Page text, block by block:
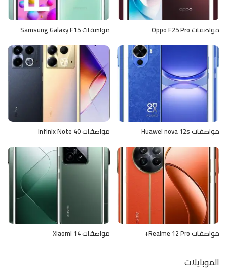
مواصفات Oppo F25 Pro مواصفات Samsung Galaxy F15
مواصفات Huawei nova 12s مواصفات Infinix Note 40
مواصفات Realme 12 Pro+ مواصفات Xiaomi 14
الموبايلات